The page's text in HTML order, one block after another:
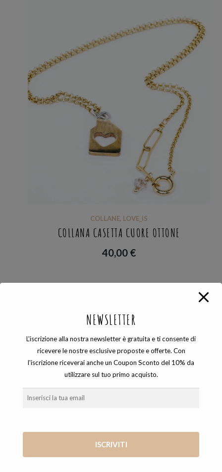
COLLANE, LOVE_IS
COLLANA CASETTA CUORE OTTONE
40,00 €
Visualizzazione del risultato
COSEVANE SHOP
Via Giosué Carducci, 65 56127 Pisa (PI)
NEWSLETTER
L'iscrizione alla nostra newsletter è gratuita e ti consente di
ricevere le nostre esclusive proposte e offerte. Con
l'iscrizione riceverai anche un Coupon Sconto del 10% da
utilizzare sul tuo primo acquisto.